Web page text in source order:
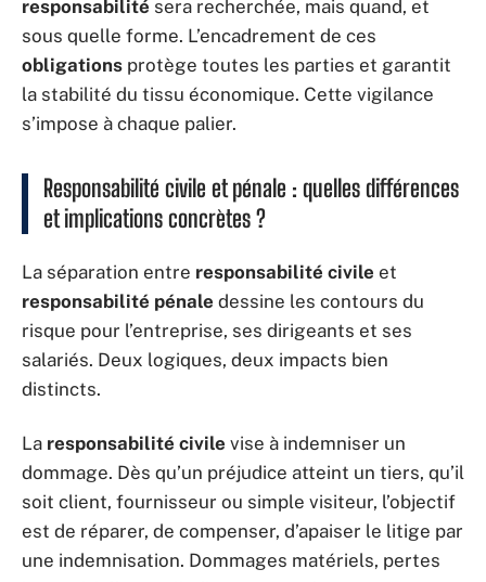
responsabilité sera recherchée, mais quand, et
sous quelle forme. L’encadrement de ces
obligations protège toutes les parties et garantit
la stabilité du tissu économique. Cette vigilance
s’impose à chaque palier.
Responsabilité civile et pénale : quelles différences
et implications concrètes ?
La séparation entre responsabilité civile et
responsabilité pénale dessine les contours du
risque pour l’entreprise, ses dirigeants et ses
salariés. Deux logiques, deux impacts bien
distincts.
La responsabilité civile vise à indemniser un
dommage. Dès qu’un préjudice atteint un tiers, qu’il
soit client, fournisseur ou simple visiteur, l’objectif
est de réparer, de compenser, d’apaiser le litige par
une indemnisation. Dommages matériels, pertes